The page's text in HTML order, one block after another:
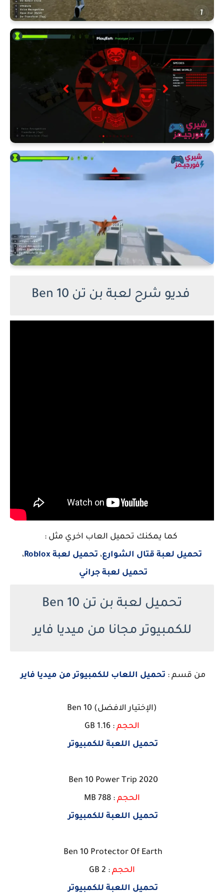
فديو شرح لعبة بن تن Ben 10
كما يمكنك تحميل العاب اخري مثل :
تحميل لعبة قتال الشوارع، تحميل لعبة Roblox
،
تحميل لعبة جراني
تحميل لعبة بن تن Ben 10
للكمبيوتر مجانا من ميديا فاير
من قسم : تحميل اللعاب للكمبيوتر من ميديا فاير
(الإختيار الافضل) Ben 10
الحجم : 1.16 GB
تحميل اللعبة للكمبيوتر
Ben 10 Power Trip 2020
الحجم : 788 MB
تحميل اللعبة للكمبيوتر
Ben 10 Protector Of Earth
الحجم : 2 GB
تحميل اللعبة للكمبيوتر